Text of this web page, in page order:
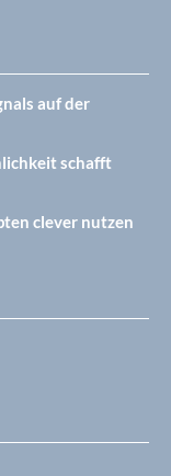
auf der
schafft
clever nutzen